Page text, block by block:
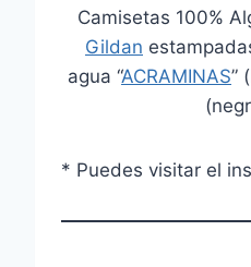
Camisetas 100%
Gildan
agua “ACRAMINAS”
* Puedes visitar el